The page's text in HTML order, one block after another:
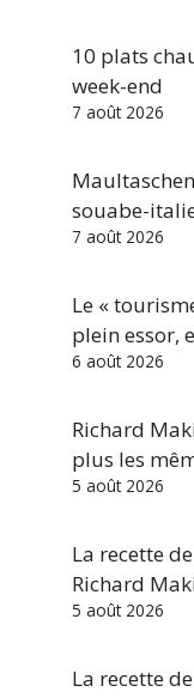
10 plats
week-end
7 août 2026
souabe-
7 août 2026
Le «
plein essor,
6 août 2026
Richard
plus les
5 août 2026
La recette
Richard
5 août 2026
La recette